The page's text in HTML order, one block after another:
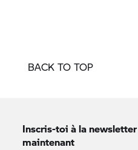
BACK TO TOP
Inscris-toi à la newsletter
maintenant